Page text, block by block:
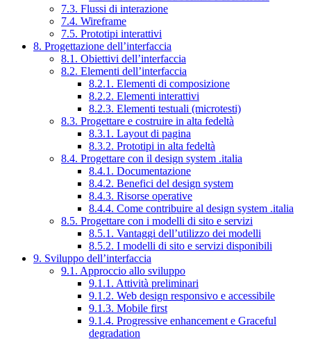
7.3. Flussi di interazione
7.4. Wireframe
7.5. Prototipi interattivi
8. Progettazione dell’interfaccia
8.1. Obiettivi dell’interfaccia
8.2. Elementi dell’interfaccia
8.2.1. Elementi di composizione
8.2.2. Elementi interattivi
8.2.3. Elementi testuali (microtesti)
8.3. Progettare e costruire in alta fedeltà
8.3.1. Layout di pagina
8.3.2. Prototipi in alta fedeltà
8.4. Progettare con il design system .italia
8.4.1. Documentazione
8.4.2. Benefici del design system
8.4.3. Risorse operative
8.4.4. Come contribuire al design system .italia
8.5. Progettare con i modelli di sito e servizi
8.5.1. Vantaggi dell’utilizzo dei modelli
8.5.2. I modelli di sito e servizi disponibili
9. Sviluppo dell’interfaccia
9.1. Approccio allo sviluppo
9.1.1. Attività preliminari
9.1.2. Web design responsivo e accessibile
9.1.3. Mobile first
9.1.4. Progressive enhancement e Graceful
degradation